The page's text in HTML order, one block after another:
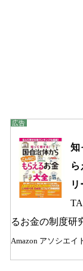
知
ら
リ
るお金の制度研
Amazon アソシエイ